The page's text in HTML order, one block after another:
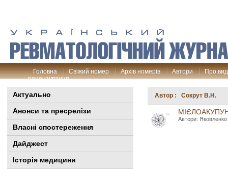
Головна Свіжий номер Архів номерів Автори
Про
рецензування
Актуально
Анонси та пресрелізи
Власні спостереження
Дайджест
Історія медицини
Автор : Сокрут В.Н.
Автори: